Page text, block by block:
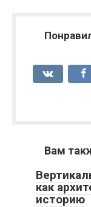
Вам
как
историю